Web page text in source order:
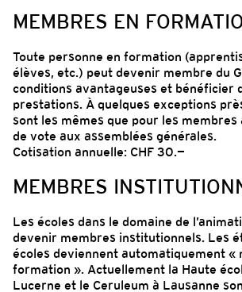
MEMBRES EN
Toute personne en formation
élèves, etc.) peut devenir membre du
conditions avantageuses et bénéficier
prestations. À quelques exceptions
sont les mêmes que pour les
de vote aux assemblées générales.
Cotisation annuelle: CHF 30.—
MEMBRES
Les écoles dans le domaine de
devenir membres institutionnels. Les
écoles deviennent automatiquement «
formation ». Actuellement la Haute
Lucerne et le Ceruleum à Lausanne